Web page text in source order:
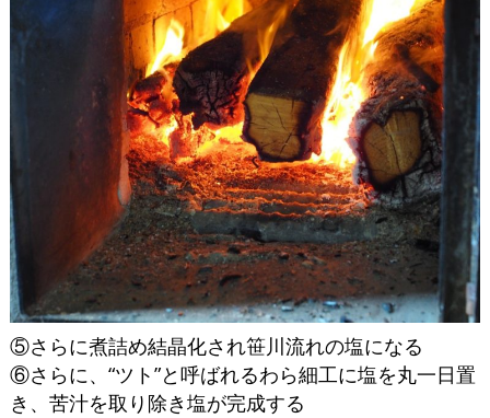
⑤さらに煮詰め結晶化され笹川流れの塩になる
⑥さらに、“ツト”と呼ばれるわら細工に塩を丸一日置
き、苦汁を取り除き塩が完成する